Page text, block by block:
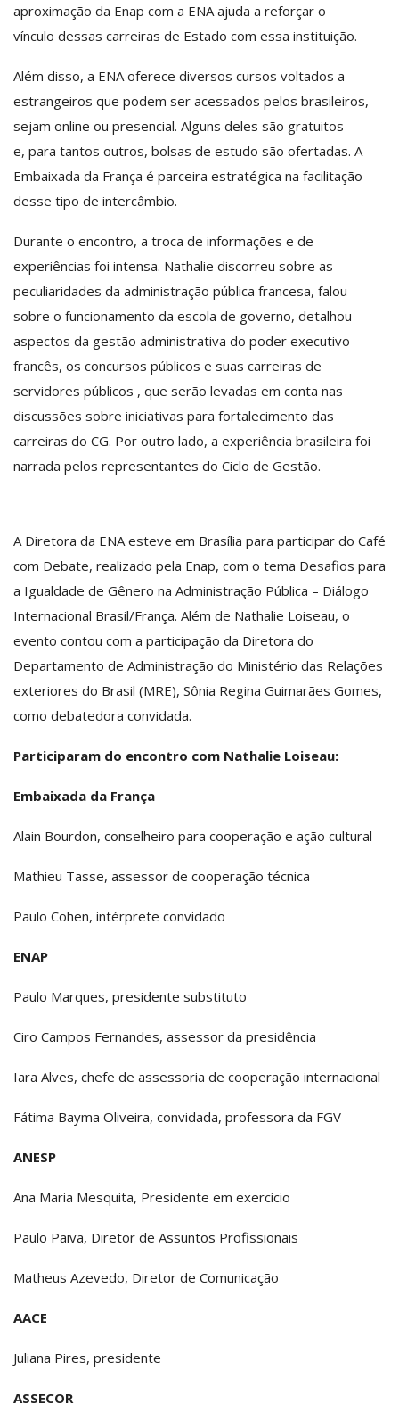
aproximação da Enap com a ENA ajuda a reforçar o
vínculo dessas carreiras de Estado com essa instituição.
Além disso, a ENA oferece diversos cursos voltados a
estrangeiros que podem ser acessados pelos brasileiros,
sejam online ou presencial. Alguns deles são gratuitos
e, para tantos outros, bolsas de estudo são ofertadas. A
Embaixada da França é parceira estratégica na facilitação
desse tipo de intercâmbio.
Durante o encontro, a troca de informações e de
experiências foi intensa. Nathalie discorreu sobre as
peculiaridades da administração pública francesa, falou
sobre o funcionamento da escola de governo, detalhou
aspectos da gestão administrativa do poder executivo
francês, os concursos públicos e suas carreiras de
servidores públicos , que serão levadas em conta nas
discussões sobre iniciativas para fortalecimento das
carreiras do CG. Por outro lado, a experiência brasileira foi
narrada pelos representantes do Ciclo de Gestão.
A Diretora da ENA esteve em Brasília para participar do Café
com Debate, realizado pela Enap, com o tema Desafios para
a Igualdade de Gênero na Administração Pública – Diálogo
Internacional Brasil/França. Além de Nathalie Loiseau, o
evento contou com a participação da Diretora do
Departamento de Administração do Ministério das Relações
exteriores do Brasil (MRE), Sônia Regina Guimarães Gomes,
como debatedora convidada.
Participaram do encontro com Nathalie Loiseau:
Embaixada da França
Alain Bourdon, conselheiro para cooperação e ação cultural
Mathieu Tasse, assessor de cooperação técnica
Paulo Cohen, intérprete convidado
ENAP
Paulo Marques, presidente substituto
Ciro Campos Fernandes, assessor da presidência
Iara Alves, chefe de assessoria de cooperação internacional
Fátima Bayma Oliveira, convidada, professora da FGV
ANESP
Ana Maria Mesquita, Presidente em exercício
Paulo Paiva, Diretor de Assuntos Profissionais
Matheus Azevedo, Diretor de Comunicação
AACE
Juliana Pires, presidente
ASSECOR